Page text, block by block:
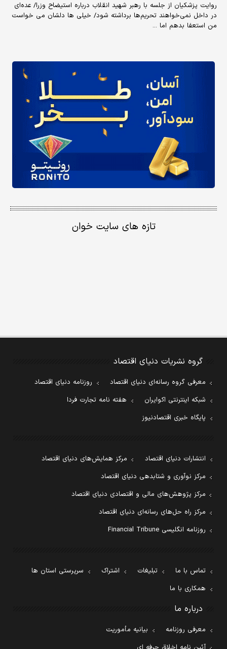
روایت پزشکیان از جلسه با رهبر شهید انقلاب درباره استیضاح وزرا/ عده‌ای
در داخل نمی‌خواهند تحریم‌ها برداشته شود/ خیلی ها دلشان می خواست
من استعفا بدهم اما ...
تازه های سایت خوان
گروه نشریات دنیای اقتصاد
معرفی گروه رسانه‌ای دنیای اقتصاد
روزنامه دنیای اقتصاد
شبکه اینترنتی اکوایران
هفته نامه تجارت فردا
پایگاه خبری اقتصادنیوز
انتشارات دنیای اقتصاد
مرکز همایش‌های دنیای اقتصاد
مرکز نوآوری و شتابدهی دنیای اقتصاد
مرکز پژوهش‌های مالی و اقتصادی دنیای اقتصاد
مرکز راه حل‌های رسانه‌ای دنیای اقتصاد
روزنامه انگلیسی Financial Tribune
تماس با ما تبلیغات اشتراک
سرپرستی استان ها
همکاری با ما
درباره ما
معرفی روزنامه
بیانیه مأموریت